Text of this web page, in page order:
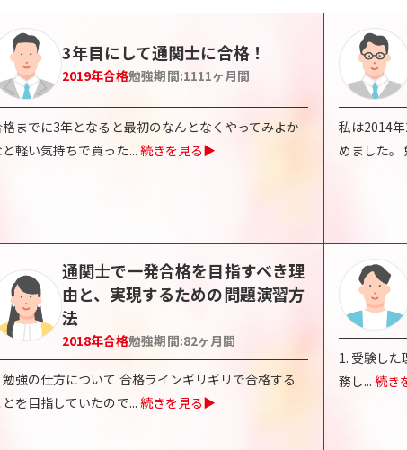
3年目にして通関士に合格！
2019年合格勉強期間:1111ヶ月間
までに3年となると最初のなんとなくやってみよか
と軽い気持ちで買った... 続きを見る▶
私は2014
めました。
通関士で一発合格を目指すべき理
由と、実現するための問題演習方
法
2018年合格勉強期間:82ヶ月間
勉強の仕方について 合格ラインギリギリで合格する
とを目指していたので... 続きを見る▶
1. 受験し
務し... 続き